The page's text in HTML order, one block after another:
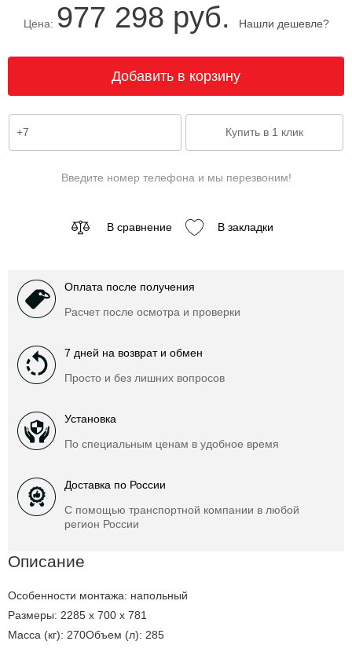
Цена: 977 298 руб. Нашли дешевле?
Введите номер телефона и мы перезвоним!
В сравнение В закладки
Оплата после получения
Расчет после осмотра и проверки
7 дней на возврат и обмен
Просто и без лишних вопросов
Установка
По специальным ценам в удобное время
Доставка по России
С помощью транспортной компании в любой
регион России
Описание
Особенности монтажа: напольный
Размеры: 2285 х 700 х 781
Масса (кг): 270Объем (л): 285